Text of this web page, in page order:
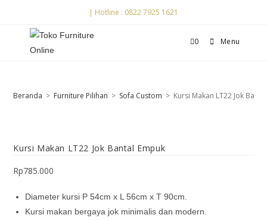
| Hotline : 0822 7925 1621
0 Menu
Beranda > Furniture Pilihan > Sofa Custom > Kursi Makan LT22 Jok
Kursi Makan LT22 Jok Bantal Empuk
Rp785.000
Diameter kursi P 54cm x L 56cm x T 90cm.
Kursi makan bergaya jok minimalis dan modern.